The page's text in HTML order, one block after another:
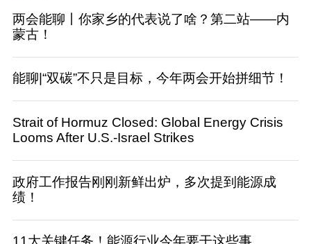
两会能聊丨你家乡的代表说了啥？第二站——内
蒙古！
能聊|“双碳”不只是目标，今年两会开始拼细节！
Strait of Hormuz Closed: Global Energy Crisis
Looms After U.S.-Israel Strikes
政府工作报告刚刚新鲜出炉，多次提到能源成
绩！
11大关键任务！能源行业今年要干这些事